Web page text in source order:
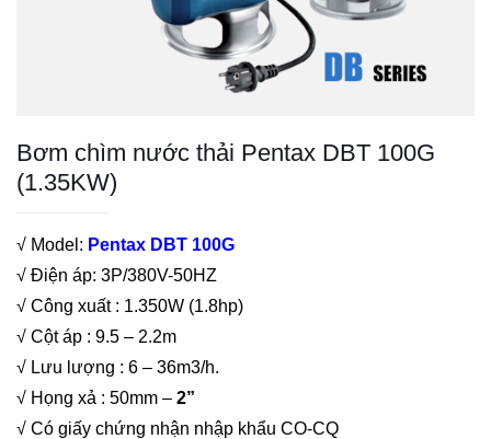
Bơm chìm nước thải Pentax DBT 100G
(1.35KW)
√ Model: Pentax DBT 100G
√ Điện áp: 3P/380V-50HZ
√ Công xuất : 1.350W (1.8hp)
√ Cột áp : 9.5 – 2.2m
√ Lưu lượng : 6 – 36m3/h.
√ Họng xả : 50mm – 2”
√ Có giấy chứng nhận nhập khẩu CO-CQ